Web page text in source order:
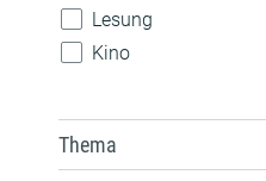
Lesung
Kino
Spiele
Theateraufführung
Thema